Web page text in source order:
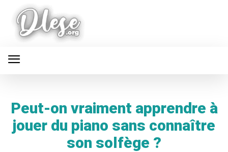
Peut-on vraiment apprendre à
jouer du piano sans connaître
son solfège ?